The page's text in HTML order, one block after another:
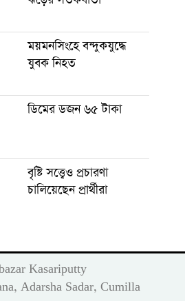
ময়মনসিংহে বন্দুকযুদ্ধে
যুবক নিহত
ডিমের ডজন ৬৫ টাকা
বৃষ্টি সত্ত্বেও প্রচারণা
চালিয়েছেন প্রার্থীরা
Kasariputty
Adarsha Sadar, Cumilla